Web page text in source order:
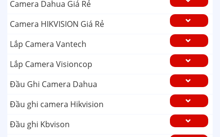
Camera Dahua Giá Rẻ
Camera HIKVISION Giá Rẻ
Lắp Camera Vantech
Lắp Camera Visioncop
Đầu Ghi Camera Dahua
Đầu ghi camera Hikvision
Đầu ghi Kbvison